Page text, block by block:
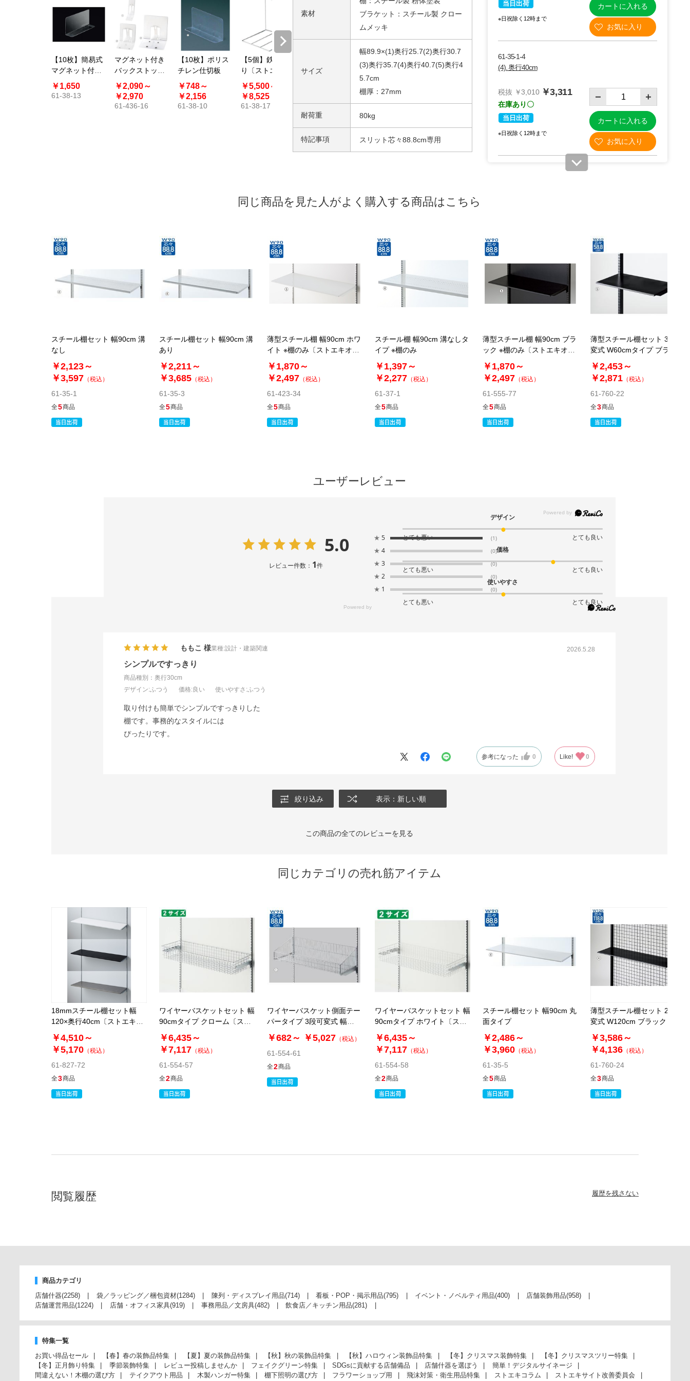
【10枚】簡易式
マグネット付き
仕切板〔ストエ
キオリジナル〕
￥1,650
61-38-13
マグネット付き
バックストッパ
ー
￥2,090～
￥2,970
61-436-16
【10枚】ポリス
チレン仕切板
￥748～
￥2,156
61-38-10
【5個】鉄線仕切
り〔ストエキオ
リジナル〕
￥5,500～
￥8,525
61-38-17
ト 幅90cm 溝あ
61-35-3
ト 幅90cm 丸面
タイプ
￥3,960
61-35-5
ラケット
素材
ブラケット：スチール製 クロー
ムメッキ
サイズ
幅89.9×(1)奥行25.7(2)奥行30.7
(3)奥行35.7(4)奥行40.7(5)奥行4
5.7cm
棚厚：27mm
耐荷重 80kg
特記事項 スリット芯々88.8cm専用
当日出荷
※日祝除く12時まで
カートに入れる
61-35-1-4
(4). 奥行40cm
税抜 ￥3,010 ￥3,311
在庫あり〇
当日出荷
※日祝除く12時まで
カートに入れる
カートに入れる
同じ商品を見た人がよく購入する商品はこちら
スチール棚セット 幅90cm 溝
なし
￥2,123～
￥3,597 （税込）
61-35-1
全5商品
スチール棚セット 幅90cm 溝
あり
￥2,211～
￥3,685 （税込）
61-35-3
全5商品
薄型スチール棚 幅90cm ホワ
イト ※棚のみ〔ストエキオリ
ジナル〕
￥1,870～
￥2,497 （税込）
61-423-34
全5商品
スチール棚 幅90cm 溝なしタ
イプ ※棚のみ
￥1,397～
￥2,277 （税込）
61-37-1
全5商品
薄型スチール棚 幅90cm ブラ
ック ※棚のみ〔ストエキオリ
ジナル〕
￥1,870～
￥2,497 （税込）
61-555-77
全5商品
薄型スチール棚セット 3段可
変式 W60cmタイプ ブラック
〔ストエキオリジナル〕
￥2,453～
￥2,871 （税込）
61-760-22
全3商品
ユーザーレビュー
5.0
レビュー件数： 1件
★ 5 (1)
★ 4 (0)
★ 3 (0)
★ 2 (0)
★ 1 (0)
デザイン
とても悪い
とても良い
価格
とても悪い
とても良い
使いやすさ
とても悪い とても良い
2026.5.28
シンプルですっきり
商品種別：奥行30cm
デザイン:ふつう 価格:良い 使いやすさ :ふつう
ももこ 業種:設計・建築関連
取り付けも簡単でシンプルですっきりした
棚です。事務的なスタイルには
ぴったりです。
参考になった 0 Like! 0
絞り込み 表示：新しい順
この商品の全てのレビューを見る
同じカテゴリの売れ筋アイテム
18mmスチール棚セット幅
120×奥行40cm〔ストエキオ
リジナル〕
￥4,510～
￥5,170 （税込）
61-827-72
全3商品
ワイヤーバスケットセット 幅
90cmタイプ クローム〔スト
エキオリジナル〕
￥6,435～
￥7,117 （税込）
61-554-57
全2商品
ワイヤーバスケット側面テー
パータイプ 3段可変式 幅
90cm クローム〔ストエキオ
リジナル〕
￥682～ ￥5,027 （税込）
61-554-61
全2商品
ワイヤーバスケットセット 幅
90cmタイプ ホワイト〔スト
エキオリジナル〕
￥6,435～
￥7,117 （税込）
61-554-58
全2商品
スチール棚セット 幅90cm 丸
面タイプ
￥2,486～
￥3,960 （税込）
61-35-5
全5商品
薄型スチール棚セット 2段可
変式 W120cm ブラック〔ス
トエキオリジナル〕
￥3,586～
￥4,136 （税込）
61-760-24
全3商品
閲覧履歴 履歴を残さない
商品カテゴリ
店舗什器(2258) 袋／ラッピング／梱包資材(1284) 陳列・ディスプレイ用品(714) 看板・POP・掲示用品(795) イベント・ノベルティ用品(400) 店舗装飾用品(958)
店舗運営用品(1224) 店舗・オフィス家具(919) 事務用品／文房具(482) 飲食店／キッチン用品(281)
特集一覧
お買い得品セール
【春】春の装飾品特集 【夏】夏の装飾品特集 【秋】秋の装飾品特集 【秋】ハロウィン装飾品特集 【冬】クリスマス装飾特集
【冬】クリスマスツリー特集
【冬】正月飾り特集
季節装飾特集 レビュー投稿しませんか フェイクグリーン特集 SDGsに貢献する店舗備品 店舗什器を選ぼう
簡単！デジタルサイネージ
間違えない！木棚の選び方
テイクアウト用品 木製ハンガー特集 棚下照明の選び方 フラワーショップ用 飛沫対策・衛生用品特集 ストエキコラム ストエキサイト改善委員会